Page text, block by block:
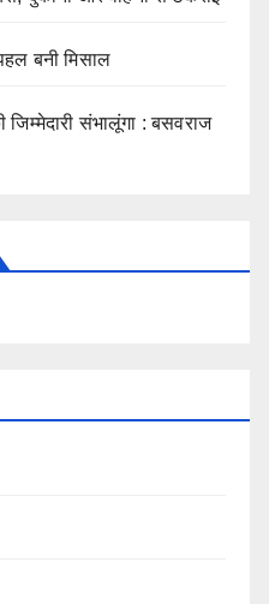
बनी मिसाल
जिम्मेदारी संभालूंगा : बसवराज